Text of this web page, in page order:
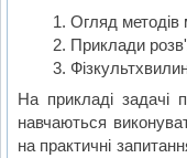
Огляд методів
Приклади
На прикладі задачі
навчаються
на практичні